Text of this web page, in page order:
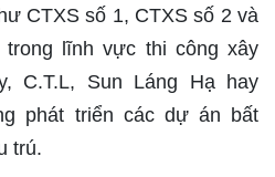
CTXS số 1, CTXS số 2 và
trong lĩnh vực thi công xây
C.T.L, Sun Láng Hạ hay
phát triển các dự án bất
trú.